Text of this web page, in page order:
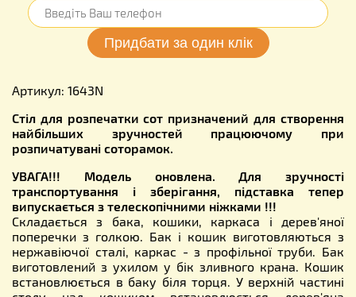
Артикул: 1643N
Стіл для розпечатки сот призначений для створення
найбільших зручностей працюючому при
розпичатувані соторамок.
УВАГА!!! Модель оновлена. Для зручності
транспортування і зберігання, підставка тепер
випускається з телескопічними ніжками !!!
Складається з бака, кошики, каркаса і дерев'яної
поперечки з голкою. Бак і кошик виготовляються з
нержавіючої сталі, каркас - з профільної труби. Бак
виготовлений з ухилом у бік зливного крана. Кошик
встановлюється в баку біля торця. У верхній частині